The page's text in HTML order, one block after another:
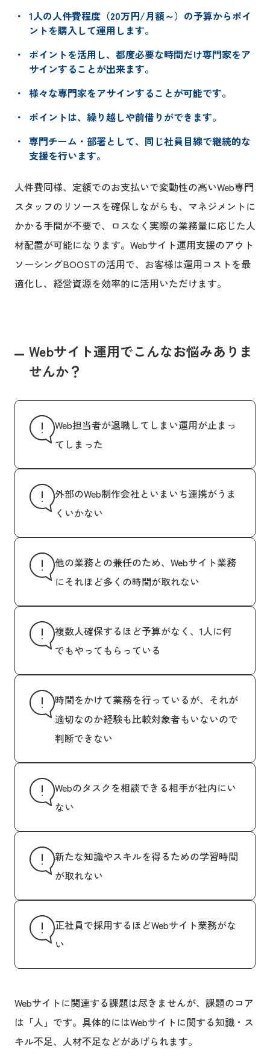
1人の人件費程度（20万円/月額～）の予算からポイ
ントを購入して運用します。
ポイントを活用し、都度必要な時間だけ専門家をア
サインすることが出来ます。
様々な専門家をアサインすることが可能です。
ポイントは、繰り越しや前借りができます。
専門チーム・部署として、同じ社員目線で継続的な
支援を行います。
人件費同様、定額でのお支払いで変動性の高いWeb専門
スタッフのリソースを確保しながらも、マネジメントに
かかる手間が不要で、ロスなく実際の業務量に応じた人
材配置が可能になります。Webサイト運用支援のアウト
ソーシングBOOSTの活用で、お客様は運用コストを最
適化し、経営資源を効率的に活用いただけます。
Webサイト運用でこんなお悩みありま
せんか？
Web担当者が退職してしまい運用が止まっ
てしまった
外部のWeb制作会社といまいち連携がうま
くいかない
他の業務との兼任のため、Webサイト業務
にそれほど多くの時間が取れない
複数人確保するほど予算がなく、1人に何
でもやってもらっている
時間をかけて業務を行っているが、それが
適切なのか経験も比較対象者もいないので
判断できない
Webのタスクを相談できる相手が社内にい
ない
新たな知識やスキルを得るための学習時間
が取れない
正社員で採用するほどWebサイト業務がな
い
Webサイトに関連する課題は尽きませんが、課題のコア
は「人」です。具体的にはWebサイトに関する知識・ス
キル不足、人材不足などがあげられます。